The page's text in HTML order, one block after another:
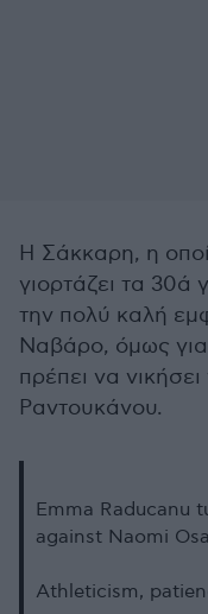
Η Σάκκαρη, η
γιορτάζει τα 30ά
την πολύ καλή
Ναβάρο, όμως για
πρέπει να
Ραντουκάνου.
Emma Raducanu
against Naomi
Athleticism,